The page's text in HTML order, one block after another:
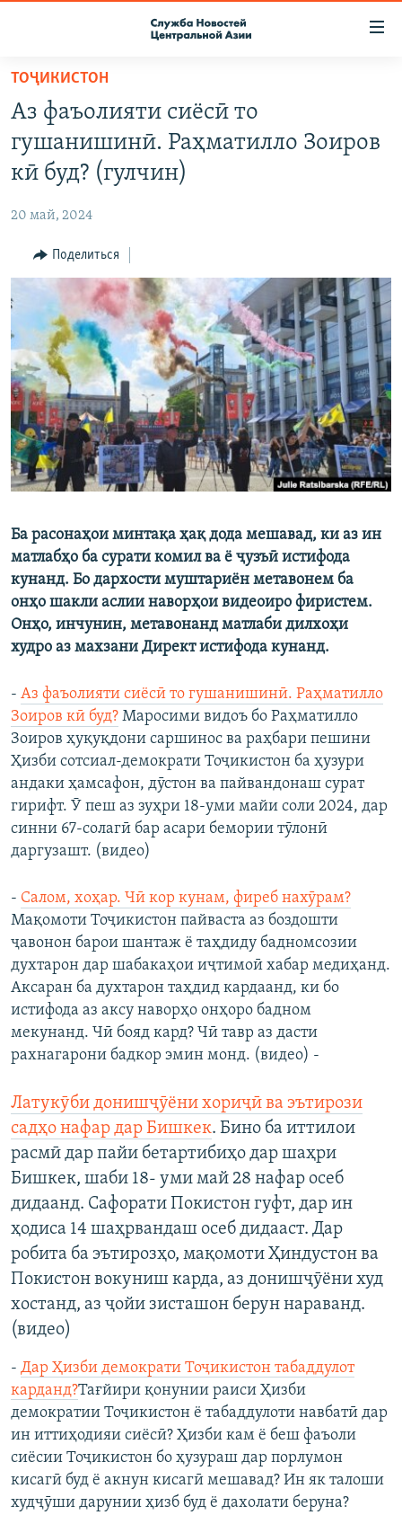
Вернуться
основному
содержанию
Вернутся
главной
Вернутся
поиску
О ПРОЕКТЕ
ПОДПИСКА
КОНТАКТЫ
НАСТОЯЩЕЕ ВРЕМЯ
МИГРАНТ МЕДИА
ТОҶИКИСТОН
Аз фаъолияти сиёсӣ то
гушанишинӣ. Раҳматилло Зоиров
кӣ буд? (гулчин)
20 май, 2024
Поделиться
Ба расонаҳои минтақа ҳақ дода мешавад, ки аз ин
матлабҳо ба сурати комил ва ё ҷузъӣ истифода
кунанд. Бо дархости муштариён метавонем ба
онҳо шакли аслии наворҳои видеоиро фиристем.
Онҳо, инчунин, метавонанд матлаби дилхоҳи
худро аз махзани Директ истифода кунанд.
- Аз фаъолияти сиёсӣ то гушанишинӣ. Раҳматилло
Зоиров кӣ буд? Маросими видоъ бо Раҳматилло
Зоиров ҳуқуқдони саршинос ва раҳбари пешини
Ҳизби сотсиал-демократи Тоҷикистон ба ҳузури
андаки ҳамсафон, дӯстон ва пайвандонаш сурат
гирифт. Ӯ пеш аз зуҳри 18-уми майи соли 2024, дар
синни 67-солагӣ бар асари бемории тӯлонӣ
даргузашт. (видео)
- Салом, хоҳар. Чӣ кор кунам, фиреб нахӯрам?
Мақомоти Тоҷикистон пайваста аз боздошти
ҷавонон барои шантаж ё таҳдиду бадномсозии
духтарон дар шабакаҳои иҷтимоӣ хабар медиҳанд.
Аксаран ба духтарон таҳдид кардаанд, ки бо
истифода аз аксу наворҳо онҳоро бадном
мекунанд. Чӣ бояд кард? Чӣ тавр аз дасти
рахнагарони бадкор эмин монд. (видео) -
Латукӯби донишҷӯёни хориҷӣ ва эътирози
садҳо нафар дар Бишкек. Бино ба иттилои
расмӣ дар пайи бетартибиҳо дар шаҳри
Бишкек, шаби 18- уми май 28 нафар осеб
дидаанд. Сафорати Покистон гуфт, дар ин
ҳодиса 14 шаҳрвандаш осеб дидааст. Дар
робита ба эътирозҳо, мақомоти Ҳиндустон ва
Покистон вокуниш карда, аз донишҷӯёни худ
хостанд, аз ҷойи зисташон берун нараванд.
(видео)
- Дар Ҳизби демократи Тоҷикистон табаддулот
карданд?Тағйири қонунии раиси Ҳизби
демократии Тоҷикистон ё табаддулоти навбатӣ дар
ин иттиҳодияи сиёсӣ? Ҳизби кам ё беш фаъоли
сиёсии Тоҷикистон бо ҳузураш дар порлумон
кисагӣ буд ё акнун кисагӣ мешавад? Ин як талоши
худҷӯши дарунии ҳизб буд ё дахолати беруна?